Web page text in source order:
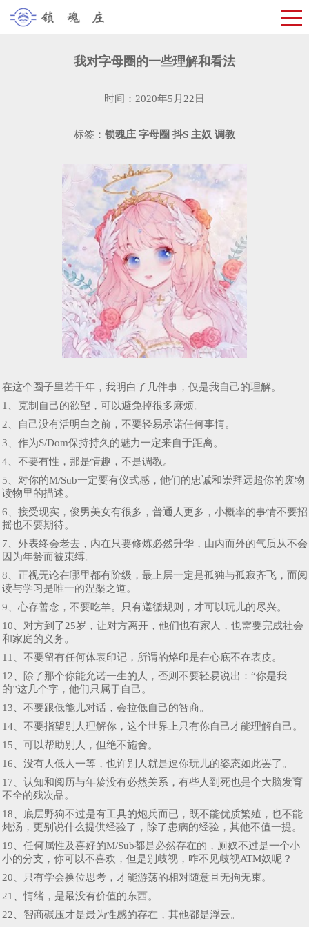
我对字母圈的一些理解和看法
时间：2020年5月22日
标签： 锁魂庄 字母圈 抖S 主奴 调教
在这个圈子里若干年，我明白了几件事，仅是我自己的理解。
1、克制自己的欲望，可以避免掉很多麻烦。
2、自己没有活明白之前，不要轻易承诺任何事情。
3、作为S/Dom保持持久的魅力一定来自于距离。
4、不要有性，那是情趣，不是调教。
5、对你的M/Sub一定要有仪式感，他们的忠诚和崇拜远超你的废物
读物里的描述。
6、接受现实，俊男美女有很多，普通人更多，小概率的事情不要招
摇也不要期待。
7、外表终会老去，内在只要修炼必然升华，由内而外的气质从不会
因为年龄而被束缚。
8、正视无论在哪里都有阶级，最上层一定是孤独与孤寂齐飞，而阅
读与学习是唯一的涅槃之道。
9、心存善念，不要吃羊。只有遵循规则，才可以玩儿的尽兴。
10、对方到了25岁，让对方离开，他们也有家人，也需要完成社会
和家庭的义务。
11、不要留有任何体表印记，所谓的烙印是在心底不在表皮。
12、除了那个你能允诺一生的人，否则不要轻易说出：“你是我
的”这几个字，他们只属于自己。
13、不要跟低能儿对话，会拉低自己的智商。
14、不要指望别人理解你，这个世界上只有你自己才能理解自己。
15、可以帮助别人，但绝不施舍。
16、没有人低人一等，也许别人就是逗你玩儿的姿态如此罢了。
17、认知和阅历与年龄没有必然关系，有些人到死也是个大脑发育
不全的残次品。
18、底层野狗不过是有工具的炮兵而已，既不能优质繁殖，也不能
炖汤，更别说什么提供经验了，除了患病的经验，其他不值一提。
19、任何属性及喜好的M/Sub都是必然存在的，厕奴不过是一个小
小的分支，你可以不喜欢，但是别歧视，咋不见歧视ATM奴呢？
20、只有学会换位思考，才能游荡的相对随意且无拘无束。
21、情绪，是最没有价值的东西。
22、智商碾压才是最为性感的存在，其他都是浮云。